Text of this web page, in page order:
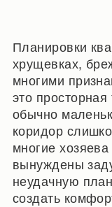
Планировки
хрущевках,
многими
это
обычно
коридор
многие
вынуждены
неудачную
создать